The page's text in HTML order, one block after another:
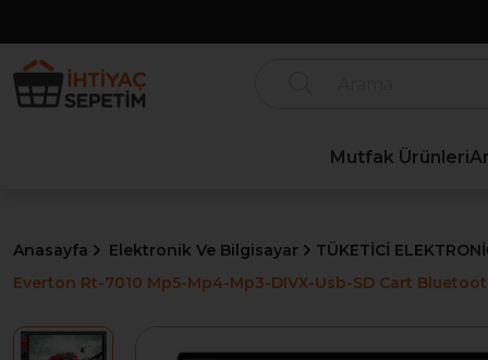
Mutfak Ürünleri
Anasayfa Elektronik Ve Bilgisayar TÜKETİCİ
Everton Rt-7010 Mp5-Mp4-Mp3-DIVX-Usb-SD Cart